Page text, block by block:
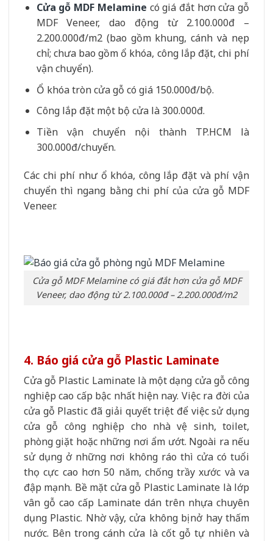
Cửa gỗ MDF Melamine có giá đắt hơn cửa gỗ
MDF Veneer, dao động từ 2.100.000đ –
2.200.000đ/m2 (bao gồm khung, cánh và nẹp
chỉ; chưa bao gồm ổ khóa, công lắp đặt, chi phí
vận chuyển).
Ổ khóa tròn cửa gỗ có giá 150.000đ/bộ.
Công lắp đặt một bộ cửa là 300.000đ.
Tiền vận chuyển nội thành TP.HCM là
300.000đ/chuyến.
Các chi phí như ổ khóa, công lắp đặt và phí vận
chuyển thì ngang bằng chi phí của cửa gỗ MDF
Veneer.
Cửa gỗ MDF Melamine có giá đắt hơn cửa gỗ MDF
Veneer, dao động từ 2.100.000đ – 2.200.000đ/m2
4. Báo giá cửa gỗ Plastic Laminate
Cửa gỗ Plastic Laminate là một dạng cửa gỗ công
nghiệp cao cấp bậc nhất hiện nay. Việc ra đời của
cửa gỗ Plastic đã giải quyết triệt để việc sử dụng
cửa gỗ công nghiệp cho nhà vệ sinh, toilet,
phòng giặt hoặc những nơi ẩm ướt. Ngoài ra nếu
sử dụng ở những nơi không ráo thì cửa có tuổi
thọ cực cao hơn 50 năm, chống trầy xước và va
đập mạnh. Bề mặt cửa gỗ Plastic Laminate là lớp
vân gỗ cao cấp Laminate dán trên nhựa chuyên
dụng Plastic. Nhờ vậy, cửa không bị nở hay thấm
nước. Bên trong cánh cửa là cốt gỗ tự nhiên và